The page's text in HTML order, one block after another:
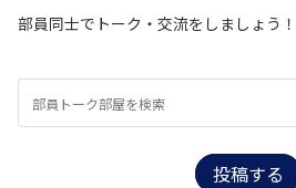
部員同士でトーク・交流をしましょう！
投稿する